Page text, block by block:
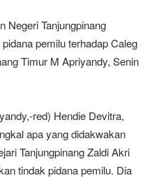
Negeri Tanjungpinang
pemilu terhadap Caleg
Timur M Apriyandy, Senin
red) Hendie Devitra,
apa yang didakwakan
Tanjungpinang Zaldi Akri
tindak pidana pemilu. Dia